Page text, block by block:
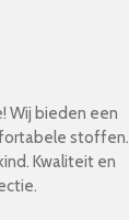
Wij bieden een
stoffen.
Kwaliteit en